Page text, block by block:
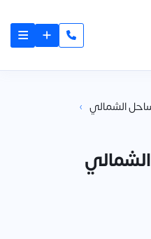
≡
الشمالي ›